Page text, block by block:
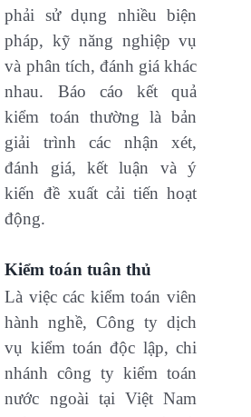
phải sử dụng nhiều biện
pháp, kỹ năng nghiệp vụ
và phân tích, đánh giá khác
nhau. Báo cáo kết quả
kiểm toán thường là bản
giải trình các nhận xét,
đánh giá, kết luận và ý
kiến đề xuất cải tiến hoạt
động.
Kiểm toán tuân thủ
Là việc các kiểm toán viên
hành nghề, Công ty dịch
vụ kiểm toán độc lập, chi
nhánh công ty kiểm toán
nước ngoài tại Việt Nam